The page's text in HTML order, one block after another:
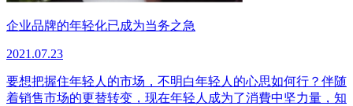
企业品牌的年轻化已成为当务之急
2021.07.23
要想把握住年轻人的市场，不明白年轻人的心思如何行？伴随
着销售市场的更替转变，现在年轻人成为了消費中坚力量，知